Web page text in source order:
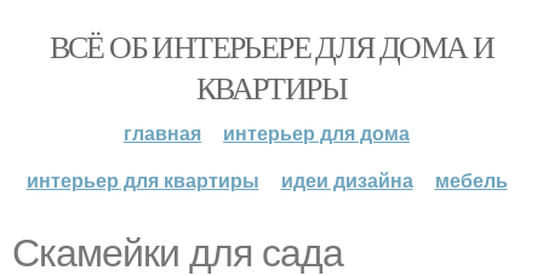
ВСЁ ОБ ИНТЕРЬЕРЕ ДЛЯ ДОМА И
КВАРТИРЫ
главная
интерьер для дома
интерьер для квартиры
идеи дизайна мебель
Скамейки для сада